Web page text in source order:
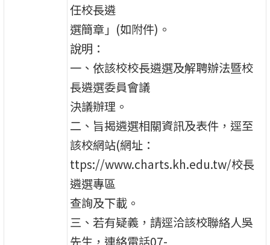
任校長遴
選簡章」(如附件)。
說明：
一、依該校校長遴選及解聘辦法暨校
長遴選委員會議
決議辦理。
二、旨揭遴選相關資訊及表件，逕至
該校網站(網址：
ttps://www.charts.kh.edu.tw/校長
遴選專區
查詢及下載。
三、若有疑義，請逕洽該校聯絡人吳
先生，連絡電話07-